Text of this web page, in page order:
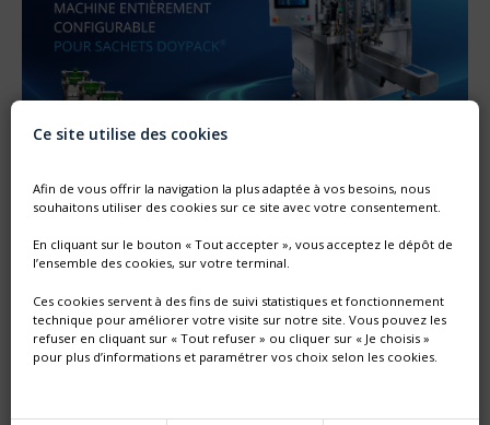
NOUVELLE GÉNÉRATION DE MACHINE SF
entièrement configurable dédiée au remplissage et
bouchonnage de poches préformées DOYPACK®
Ce site utilise des cookies
Afin de vous offrir la navigation la plus adaptée à vos besoins, nous
souhaitons utiliser des cookies sur ce site avec votre consentement.
En cliquant sur le bouton « Tout accepter », vous acceptez le dépôt de
l’ensemble des cookies, sur votre terminal.
Ces cookies servent à des fins de suivi statistiques et fonctionnement
technique pour améliorer votre visite sur notre site. Vous pouvez les
refuser en cliquant sur « Tout refuser » ou cliquer sur « Je choisis »
pour plus d’informations et paramétrer vos choix selon les cookies.